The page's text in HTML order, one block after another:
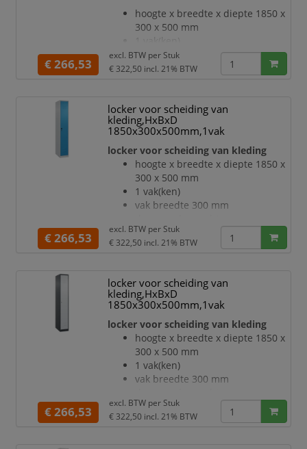
scheidingswand
openslaande deur met
hoogte x breedte x diepte 1850 x
300 x 500 mm
vak breedte 300 mm
deuraanslag rechts
hoedenplank en een
kledingstang eronder met 3 niet
verdraaibare, dubbele
schuifhaken
Elk vak onder de hoedenplank is
opgedeeld door een
scheidingswand
openslaande deur met
€ 266,53
excl. BTW per Stuk
€ 322,50 incl. 21% BTW
locker voor scheiding van
kleding,HxBxD
1850x300x500mm,1vak
locker voor scheiding van kleding
hoogte x breedte x diepte 1850 x
300 x 500 mm
1 vak(ken)
vak breedte 300 mm
deuropeningshoek 110 °
per vak een vastgelaste
verdraaibare, dubbele
schuifhaken
Elk vak onder de hoedenplank is
opgedeeld door een
scheidingswand
openslaande deur met
etikettenlijst en ventilatiesleuven
inliggende deuren met
binnenliggende penscharnieren
Elke deur is standaard u
€ 266,53
excl. BTW per Stuk
€ 322,50 incl. 21% BTW
locker voor scheiding van
kleding,HxBxD
1850x300x500mm,1vak
locker voor scheiding van kleding
hoogte x breedte x diepte 1850 x
300 x 500 mm
1 vak(ken)
vak breedte 300 mm
deuropeningshoek 110 °
per vak een vastgelaste
€ 266,53
excl. BTW per Stuk
€ 322,50 incl. 21% BTW